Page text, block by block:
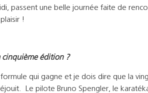
passent une belle journée faite de
!
cinquième édition ?
qui gagne et je dois dire que la
Le pilote Bruno Spengler, le